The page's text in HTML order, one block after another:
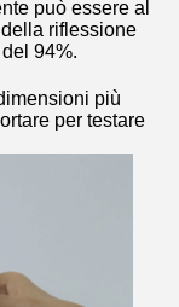
può essere al
riflessione
94%.
più
per testare